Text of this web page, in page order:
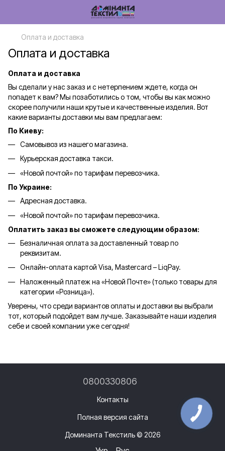
Оплата и доставка
Оплата и доставка
Оплата и доставка
Вы сделали у нас заказ и с нетерпением ждете, когда он
попадет к вам? Мы позаботились о том, чтобы вы как можно
скорее получили наши крутые и качественные изделия. Вот
какие варианты доставки мы вам предлагаем:
По Киеву:
Самовывоз из нашего магазина.
Курьерская доставка такси.
«Новой почтой» по тарифам перевозчика.
По Украине:
Адресная доставка.
«Новой почтой» по тарифам перевозчика.
Оплатить заказ вы сможете следующим образом:
Безналичная оплата за доставленный товар по
реквизитам.
Онлайн-оплата картой Visa, Mastercard – LiqPay.
Наложенный платеж на «Новой Почте» (только товары для
категории «Розница»).
Уверены, что среди вариантов оплаты и доставки вы выбрали
тот, который подойдет вам лучше. Заказывайте наши изделия
себе и своей компании уже сегодня!
0800330806
Контакты
Полная версия сайта
Доминанта Текстиль © 2026